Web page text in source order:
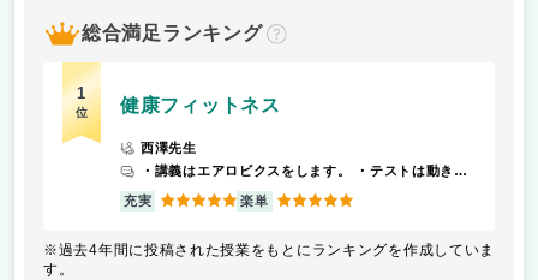
総合満足ランキング
？
1
位 健康フィットネス
西澤先生
・講義はエアロビクスをします。 ・テストは動きを少し長く構成し、それを音楽に合わせ運動するのみ
充実 5 楽単 5
※過去4年間に投稿された授業をもとにランキングを作成していま
す。